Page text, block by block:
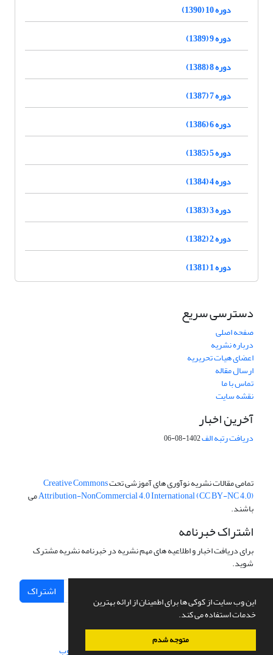
این وب سایت از کوکی ها برای اطمینان از ارائه بهترین
خدمات استفاده می کند.
متوجه شدم
دوره 10 (1390)
دوره 9 (1389)
دوره 8 (1388)
دوره 7 (1387)
دوره 6 (1386)
دوره 5 (1385)
دوره 4 (1384)
دوره 3 (1383)
دوره 2 (1382)
دوره 1 (1381)
دسترسی سریع
صفحه اصلی
درباره نشریه
اعضای هیات تحریریه
ارسال مقاله
تماس با ما
نقشه سایت
آخرین اخبار
دریافت رتبه الف1402-08-06
تمامی مقالات نشریه نوآوری های آموزشی تحتCreative Commons
Attribution-NonCommercial 4.0 International (CC BY-NC 4.0)می
باشند.
اشتراک خبرنامه
برای دریافت اخبار و اطلاعیه های مهم نشریه در خبرنامه نشریه مشترک
شوید.
اشتراک
سامانه مدیریت نشریات علمی.طراحی و پیاده سازی از سیناوب